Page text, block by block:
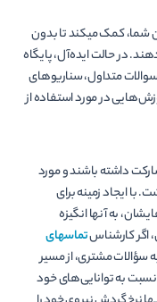
شما، کمک می­کند تا بدون
در حالت ایده‌آل، پایگاه
متداول، سناریوهای
در مورد استفاده از
داشته باشند و مورد
با ایجاد زمینه برای
به آن­ها انگیزه
اگر کارشناستماس­های
سؤالات مشتری، از مسیر
به توانایی­‌های خود